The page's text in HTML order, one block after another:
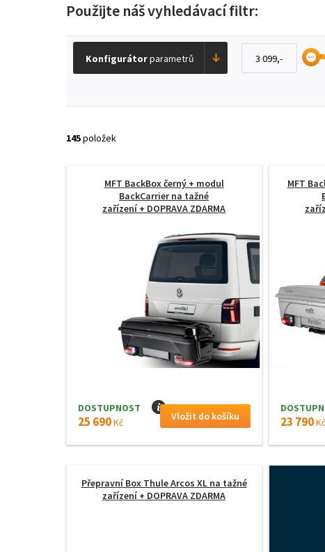
Použijte náš vyhledávací filtr:
Konfigurátorparametrů
145položek
MFT BackBox černý + modul
BackCarrier na tažné
zařízení + DOPRAVA ZDARMA
DOSTUPNOST I
25 690Kč
MFT
23 790Kč
Přepravní Box Thule Arcos XL na tažné
zařízení + DOPRAVA ZDARMA